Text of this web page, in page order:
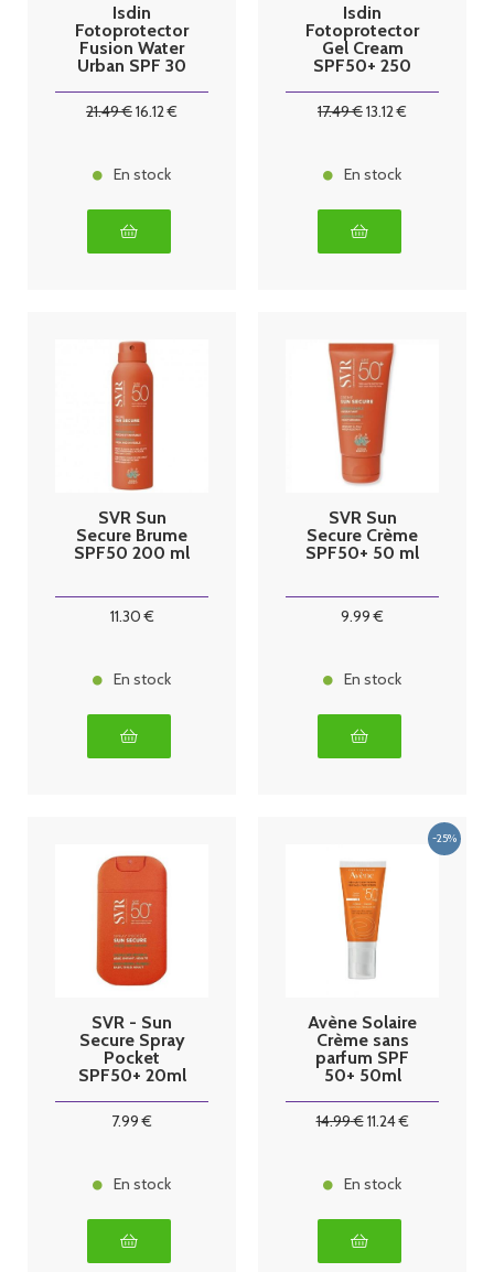
Isdin
Fotoprotector
Fusion Water
Urban SPF 30
21.49€16.12€
En stock
Isdin
Fotoprotector
Gel Cream
SPF50+ 250
17.49€13.12€
En stock
SVR Sun
Secure Brume
SPF50 200 ml
11.30€
En stock
SVR Sun
Secure Crème
SPF50+ 50 ml
9.99 €
En stock
SVR - Sun
Secure Spray
Pocket
SPF50+ 20ml
7.99 €
En stock
Avène Solaire
Crème sans
parfum SPF
50+ 50ml
14.99€11.24€
En stock